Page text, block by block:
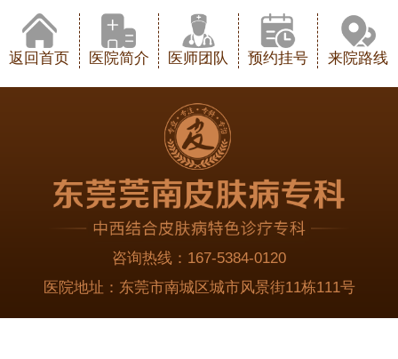
返回首页 医院简介 医师团队 预约挂号 来院路线
咨询热线： 167-5384-0120
医院地址： 东莞市南城区城市风景街11栋111号